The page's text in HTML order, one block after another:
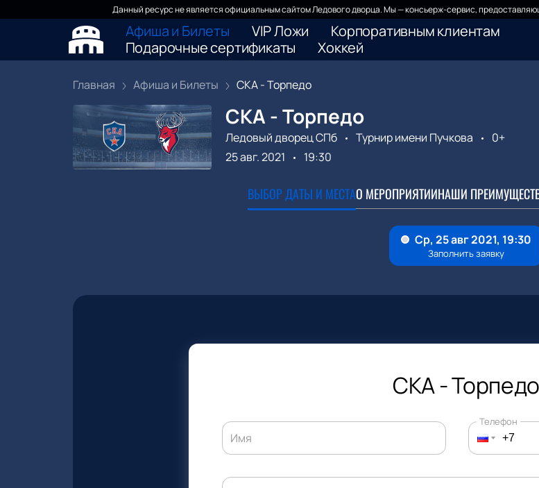
Данный ресурс не является официальным сайтом Ледового дворца. Мы — консьерж-сервис,
Афиша и Билеты VIP Ложи
Корпоративным клиентам
Подарочные сертификаты
Хоккей
Главная Афиша и Билеты СКА - Торпедо
СКА - Торпедо
Ледовый дворец СПб Турнир имени Пучкова
0+
25 авг. 2021
19:30
ВЫБОР ДАТЫ И МЕСТАО МЕРОПРИЯТИИНАШИ
СКА - Торпедо
Имя
Телефон